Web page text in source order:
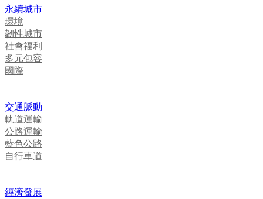
永續城市
環境
韌性城市
社會福利
多元包容
國際
交通脈動
軌道運輸
公路運輸
藍色公路
自行車道
經濟發展